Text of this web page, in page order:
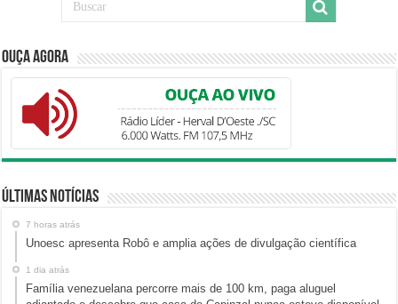
Ouça Agora
Últimas Notícias
7 horas atrás
Unoesc apresenta Robô e amplia ações de divulgação científica
1 dia atrás
Família venezuelana percorre mais de 100 km, paga aluguel